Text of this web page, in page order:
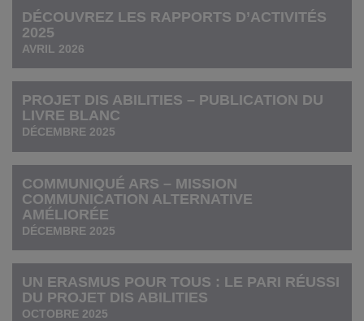
DÉCOUVREZ LES RAPPORTS D’ACTIVITÉS
2025
AVRIL 2026
PROJET DIS ABILITIES – PUBLICATION DU
LIVRE BLANC
DÉCEMBRE 2025
COMMUNIQUÉ ARS – MISSION
COMMUNICATION ALTERNATIVE
AMÉLIORÉE
DÉCEMBRE 2025
UN ERASMUS POUR TOUS : LE PARI RÉUSSI
DU PROJET DIS ABILITIES
OCTOBRE 2025